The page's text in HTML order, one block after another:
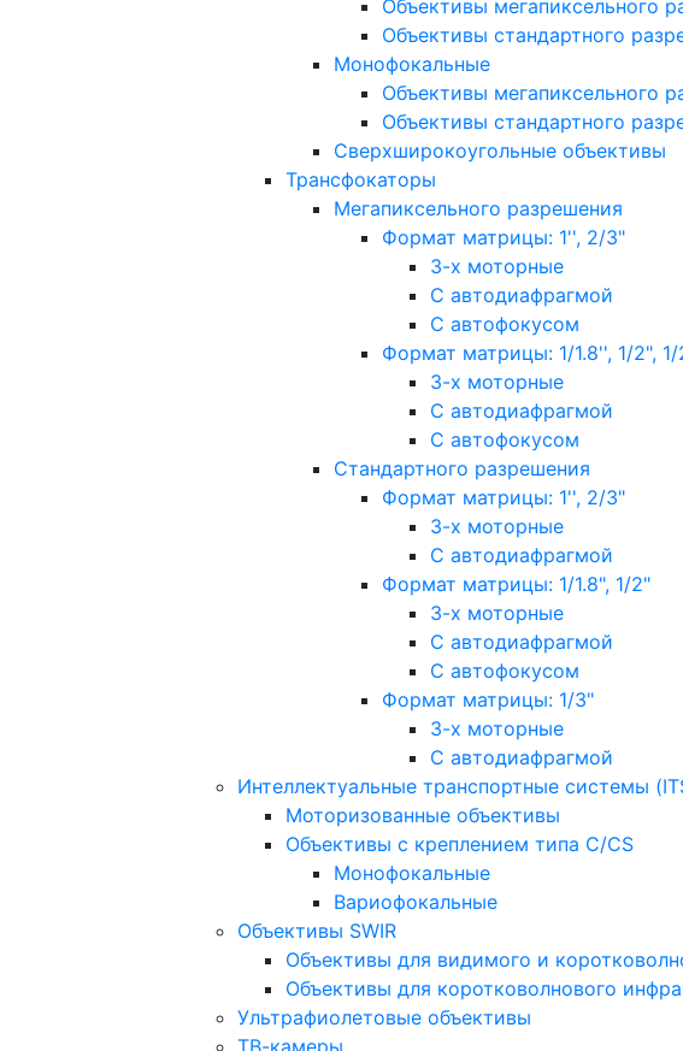
Объективы мегапиксельного
Объективы стандартного
Монофокальные
Объективы мегапиксельного
Объективы стандартного
Сверхширокоугольные объективы
Трансфокаторы
Мегапиксельного разрешения
Формат матрицы: 1'', 2/3"
3-х моторные
С автодиафрагмой
С автофокусом
Формат матрицы: 1/1.8'', 1/2", 1/
3-х моторные
С автодиафрагмой
С автофокусом
Стандартного разрешения
Формат матрицы: 1'', 2/3"
3-х моторные
С автодиафрагмой
Формат матрицы: 1/1.8", 1/2"
3-х моторные
С автодиафрагмой
С автофокусом
Формат матрицы: 1/3"
3-х моторные
С автодиафрагмой
Интеллектуальные транспортные системы
Моторизованные объективы
Объективы с креплением типа C/CS
Монофокальные
Вариофокальные
Объективы SWIR
Объективы для видимого и
Объективы для коротковолнового
Ультрафиолетовые объективы
ТВ-камеры